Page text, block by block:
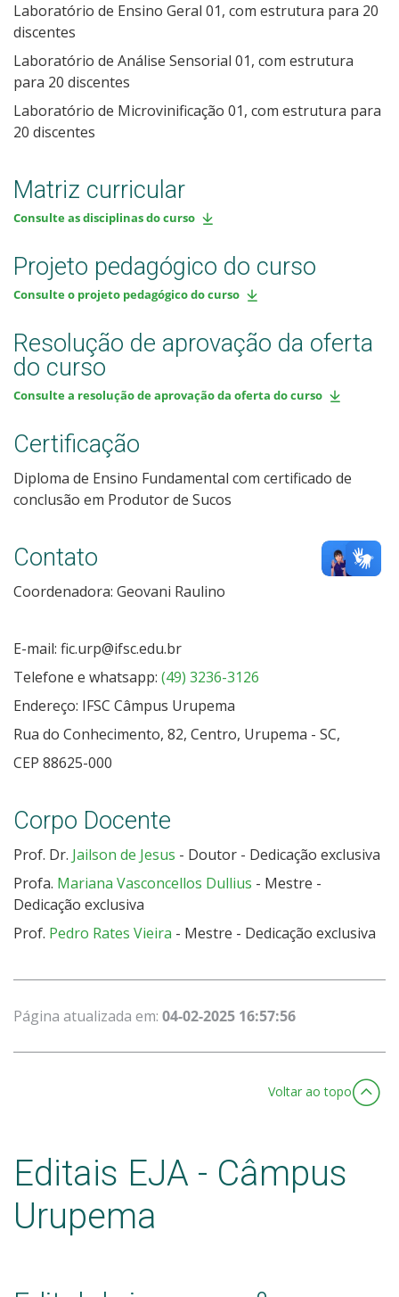
Laboratório de Ensino Geral 01, com estrutura para 20
discentes
Laboratório de Análise Sensorial 01, com estrutura
para 20 discentes
Laboratório de Microvinificação 01, com estrutura para
20 discentes
Matriz curricular
Consulte as disciplinas do curso
Projeto pedagógico do curso
Consulte o projeto pedagógico do curso
Resolução de aprovação da oferta
do curso
Consulte a resolução de aprovação da oferta do curso
Certificação
Diploma de Ensino Fundamental com certificado de
conclusão em Produtor de Sucos
Contato
Coordenadora: Geovani Raulino
E-mail: fic.urp@ifsc.edu.br
Telefone e whatsapp: (49) 3236-3126
Endereço: IFSC Câmpus Urupema
Rua do Conhecimento, 82, Centro, Urupema - SC,
CEP 88625-000
Corpo Docente
Prof. Dr. Jailson de Jesus - Doutor - Dedicação exclusiva
Profa. Mariana Vasconcellos Dullius - Mestre -
Dedicação exclusiva
Prof. Pedro Rates Vieira - Mestre - Dedicação exclusiva
Página atualizada em: 04-02-2025 16:57:56
Voltar ao topo
Editais EJA - Câmpus
Urupema